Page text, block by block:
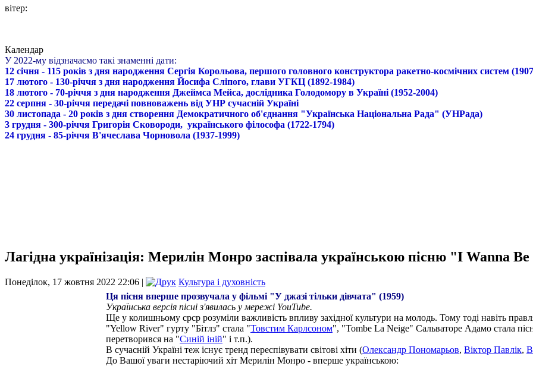
вітер:
Календар
У 2022-му відзначаємо такі знаменні дати:
12 січня - 115 років з дня народження Сергія Корольова, першого головного конструктора ракетно-космічних систем
17 лютого - 130-річчя з дня народження Йосифа Сліпого, глави УГКЦ (1892-1984)
18 лютого - 70-річчя з дня народження Джеймса Мейса, дослідника Голодомору в Україні (1952-2004)
22 серпня - 30-річчя передачі повноважень від УНР сучасній Україні
30 листопада - 20 років з дня створення Демократичного об'єднання "Українська Національна Рада" (УНРада)
3 грудня - 300-річчя Григорія Сковороди, українського філософа (1722-1794)
24 грудня - 85-річчя В'ячеслава Чорновола (1937-1999)
Лагідна українізація: Мерилін Монро заспівала українською пісню "I Wanna
Понеділок, 17 жовтня 2022 22:06 |
Культура і духовність
Ця пісня вперше прозвучала у фільмі "У джазі тільки дівчата" (1959)
Українська версія пісні з'явилась у мережі YouTube.
Ще у колишньому срср розуміли важливість впливу західної культури на молодь. Тому тоді навіть
"Yellow River" гурту "Бітлз" стала "Товстим Карлсоном", "Tombe La Neige" Сальваторе Адамо стала
перетворився на "Синій іній" і т.п.).
В сучасній Україні теж існує тренд переспівувати світові хіти (Олександр Пономарьов, Віктор Павлік,
До Вашої уваги нестаріючий хіт Мерилін Монро - вперше українською: